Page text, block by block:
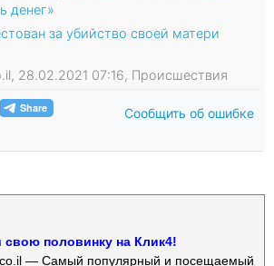
денег»
за убийство своей матери
28.02.2021 07:16, Происшествия
Сообщить об ошибке
свою половинку на Клик4!
— Самый популярный и посещаемый